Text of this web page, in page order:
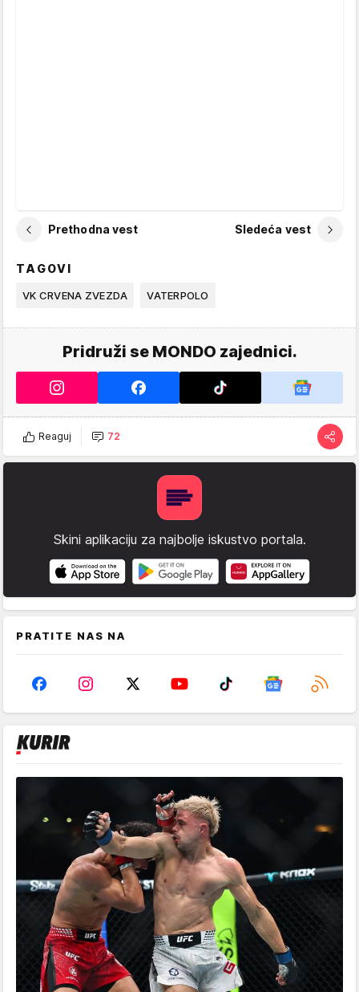
Prethodna vest Sledeća vest
TAGOVI
VK CRVENA ZVEZDA VATERPOLO
Pridruži se MONDO zajednici.
Reaguj 72
Skini aplikaciju za najbolje iskustvo portala.
PRATITE NAS NA